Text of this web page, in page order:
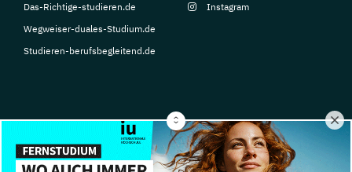
Das-Richtige-studieren.de
Wegweiser-duales-Studium.de
Studieren-berufsbegleitend.de
Instagram
© Copyright 2026, TarGroup Media GmbH